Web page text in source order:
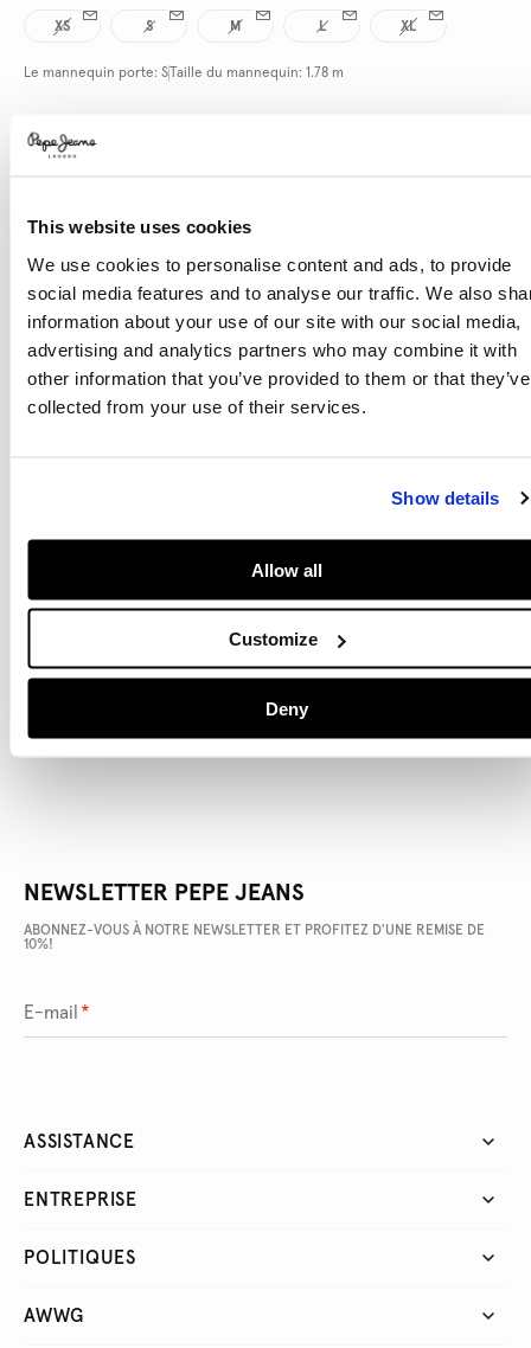
This website uses cookies
We use cookies to personalise content and ads, to provide
social media features and to analyse our traffic. We also
information about your use of our site with our social media,
advertising and analytics partners who may combine it with
other information that you’ve provided to them or that they’ve
collected from your use of their services.
Show details
Allow all
Customize
Deny
XS S M L XL
Le mannequin porte: S Taille du mannequin: 1.78 m
Inspirée de ses racines londoniennes et réinventée pour la femme
moderne, la collection W11 combine une énergie rebelle et
audacieuse avec une touche d'élégance sophistiquée.
NEWSLETTER PEPE JEANS
ABONNEZ-VOUS À NOTRE NEWSLETTER ET PROFITEZ D'UNE REMISE DE
10%!
E-mail *
ASSISTANCE
ENTREPRISE
POLITIQUES
AWWG